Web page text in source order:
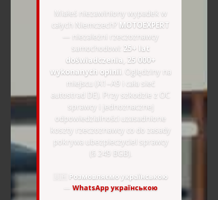
Miałeś niezawiniony wypadek w
całych Niemczech? MOTOEXPERT
— niezależni rzeczoznawcy
samochodowi: 25+ lat
doświadczenia, 25 000+
wykonanych opinii . Oględziny na
miejscu (A1–A9 i cała sieć
autostrad DE). Przy szkodzie z OC
sprawcy i jednoznacznej
odpowiedzialności uzasadnione
koszty rzeczoznawcy co do zasady
pokrywa ubezpieczyciel sprawcy
(§ 249 BGB).
🇺🇦 Розмовляємо українською
— WhatsApp українською